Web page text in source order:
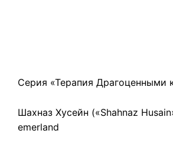
Серия «Терапия Драгоценными
Шахназ Хусейн («Shahnaz
emerland